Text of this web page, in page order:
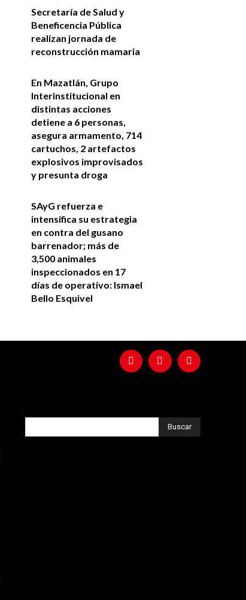
Secretaría de Salud y
Beneficencia Pública
realizan jornada de
reconstrucción mamaria
En Mazatlán, Grupo
Interinstitucional en
distintas acciones
detiene a 6 personas,
asegura armamento, 714
cartuchos, 2 artefactos
explosivos improvisados
y presunta droga
SAyG refuerza e
intensifica su estrategia
en contra del gusano
barrenador; más de
3,500 animales
inspeccionados en 17
días de operativo: Ismael
Bello Esquivel
Buscar